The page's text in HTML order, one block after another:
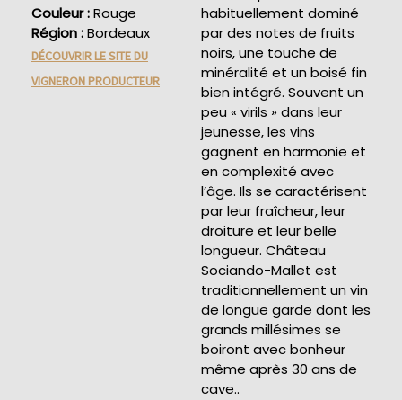
habituellement dominé
par des notes de fruits
noirs, une touche de
minéralité et un boisé fin
bien intégré. Souvent un
peu « virils » dans leur
jeunesse, les vins
gagnent en harmonie et
en complexité avec
l’âge. Ils se caractérisent
par leur fraîcheur, leur
droiture et leur belle
longueur. Château
Sociando-Mallet est
traditionnellement un vin
de longue garde dont les
grands millésimes se
boiront avec bonheur
même après 30 ans de
cave..
Couleur :Rouge
Région :Bordeaux
DÉCOUVRIR LE SITE DU
VIGNERON PRODUCTEUR